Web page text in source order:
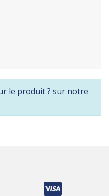
le produit ? sur notre